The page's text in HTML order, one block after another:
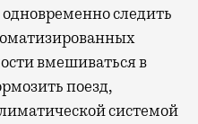
следить
вмешиваться в
поезд,
системой